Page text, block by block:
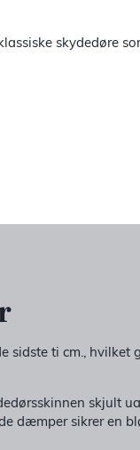
skydedøre
sidste ti cm., hvilket
skjult
dæmper sikrer en